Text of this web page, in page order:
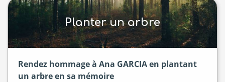
Planter un arbre
Rendez hommage à Ana GARCIA en plantant
un arbre en sa mémoire